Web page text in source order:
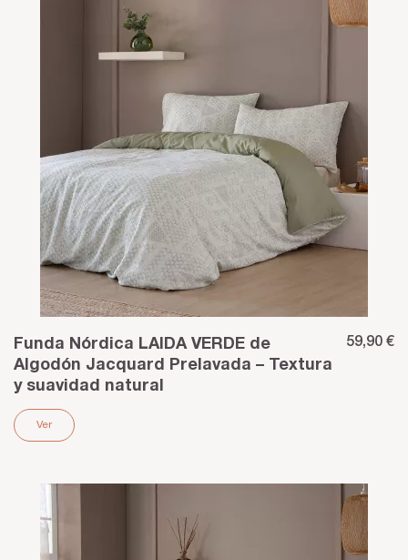
Funda Nórdica LAIDA VERDE de
Algodón Jacquard Prelavada – Textura
y suavidad natural
59,90 €
Ver